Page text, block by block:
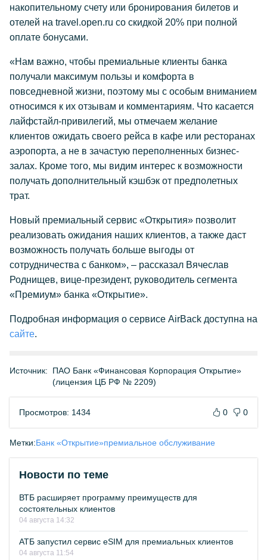
накопительному счету или бронирования билетов и
отелей на travel.open.ru со скидкой 20% при полной
оплате бонусами.
«Нам важно, чтобы премиальные клиенты банка
получали максимум пользы и комфорта в
повседневной жизни, поэтому мы с особым вниманием
относимся к их отзывам и комментариям. Что касается
лайфстайл-привилегий, мы отмечаем желание
клиентов ожидать своего рейса в кафе или ресторанах
аэропорта, а не в зачастую переполненных бизнес-
залах. Кроме того, мы видим интерес к возможности
получать дополнительный кэшбэк от предполетных
трат.
Новый премиальный сервис «Открытия» позволит
реализовать ожидания наших клиентов, а также даст
возможность получать больше выгоды от
сотрудничества с банком», – рассказал Вячеслав
Роднищев, вице-президент, руководитель сегмента
«Премиум» банка «Открытие».
Подробная информация о сервисе AirBack доступна на
сайте.
Источник:
ПАО Банк «Финансовая Корпорация Открытие»
(лицензия ЦБ РФ № 2209)
Просмотров: 1434 0 0
Метки:Банк «Открытие»премиальное обслуживание
Новости по теме
ВТБ расширяет программу преимуществ для
состоятельных клиентов
04 августа 14:32
АТБ запустил сервис eSIM для премиальных клиентов
04 августа 11:54